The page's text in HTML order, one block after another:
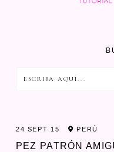
24 SEPT 15 PERÚ
PEZ PATRÓN